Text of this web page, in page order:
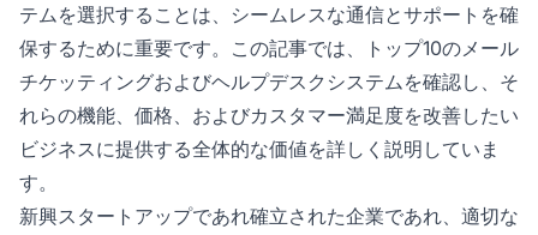
テムを選択することは、シームレスな通信とサポートを確
保するために重要です。この記事では、トップ10のメール
チケッティングおよびヘルプデスクシステムを確認し、そ
れらの機能、価格、およびカスタマー満足度を改善したい
ビジネスに提供する全体的な価値を詳しく説明していま
す。
新興スタートアップであれ確立された企業であれ、適切な